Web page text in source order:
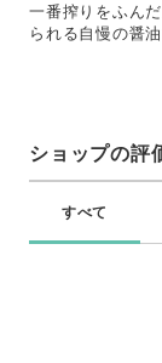
一番搾りをふん
られる自慢の醤
ショップの評
すべて